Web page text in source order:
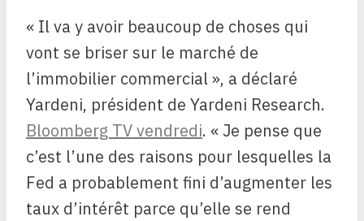
« Il va y avoir beaucoup de choses qui
vont se briser sur le marché de
l’immobilier commercial », a déclaré
Yardeni, président de Yardeni Research.
Bloomberg TV vendredi. « Je pense que
c’est l’une des raisons pour lesquelles la
Fed a probablement fini d’augmenter les
taux d’intérêt parce qu’elle se rend